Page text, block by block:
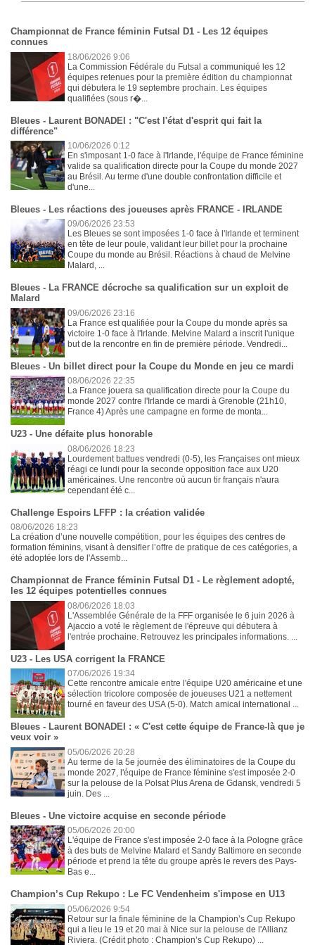
Championnat de France féminin Futsal D1 - Les 12 équipes
connues
18/06/2026 9:06
La Commission Fédérale du Futsal a communiqué les 12
équipes retenues pour la première édition du championnat
qui débutera le 19 septembre prochain. Les équipes
qualifiées (sous r�...
Bleues - Laurent BONADEI : "C'est l'état d'esprit qui fait la
différence"
10/06/2026 0:12
En s'imposant 1-0 face à l'Irlande, l'équipe de France féminine
valide sa qualification directe pour la Coupe du monde 2027
au Brésil. Au terme d'une double confrontation difficile et
d'une...
Bleues - Les réactions des joueuses après FRANCE - IRLANDE
09/06/2026 23:53
Les Bleues se sont imposées 1-0 face à l'Irlande et terminent
en tête de leur poule, validant leur billet pour la prochaine
Coupe du monde au Brésil. Réactions à chaud de Melvine
Malard, ...
Bleues - La FRANCE décroche sa qualification sur un exploit de
Malard
09/06/2026 23:16
La France est qualifiée pour la Coupe du monde après sa
victoire 1-0 face à l'Irlande. Melvine Malard a inscrit l'unique
but de la rencontre en fin de première période. Vendredi...
Bleues - Un billet direct pour la Coupe du Monde en jeu ce mardi
08/06/2026 22:35
La France jouera sa qualification directe pour la Coupe du
monde 2027 contre l'Irlande ce mardi à Grenoble (21h10,
France 4) Après une campagne en forme de monta...
U23 - Une défaite plus honorable
08/06/2026 18:23
Lourdement battues vendredi (0-5), les Françaises ont mieux
réagi ce lundi pour la seconde opposition face aux U20
américaines. Une rencontre où aucun tir français n'aura
cependant été c...
Challenge Espoirs LFFP : la création validée
08/06/2026 18:23
La création d’une nouvelle compétition, pour les équipes des centres de
formation féminins, visant à densifier l’offre de pratique de ces catégories, a
été adoptée lors de l'Assemb...
Championnat de France féminin Futsal D1 - Le règlement adopté,
les 12 équipes potentielles connues
08/06/2026 18:03
L'Assemblée Générale de la FFF organisée le 6 juin 2026 à
Ajaccio a voté le règlement de l'épreuve qui débutera à
l'entrée prochaine. Retrouvez les principales informations. ...
U23 - Les USA corrigent la FRANCE
07/06/2026 19:34
Cette rencontre amicale entre l'équipe U20 américaine et une
sélection tricolore composée de joueuses U21 a nettement
tourné en faveur des USA (5-0). Match amical international ...
Bleues - Laurent BONADEI : « C'est cette équipe de France-là que je
veux voir »
05/06/2026 20:28
Au terme de la 5e journée des éliminatoires de la Coupe du
monde 2027, l'équipe de France féminine s'est imposée 2-0
sur la pelouse de la Polsat Plus Arena de Gdansk, vendredi 5
juin. Des ...
Bleues - Une victoire acquise en seconde période
05/06/2026 20:00
L'équipe de France s'est imposée 2-0 face à la Pologne grâce
à des buts de Melvine Malard et Sandy Baltimore en seconde
période et prend la tête du groupe après le revers des Pays-
Bas e...
Champion’s Cup Rekupo : Le FC Vendenheim s'impose en U13
05/06/2026 9:54
Retour sur la finale féminine de la Champion’s Cup Rekupo
qui a lieu le 19 et 20 mai à Nice sur la pelouse de l'Allianz
Riviera. (Crédit photo : Champion’s Cup Rekupo) ...